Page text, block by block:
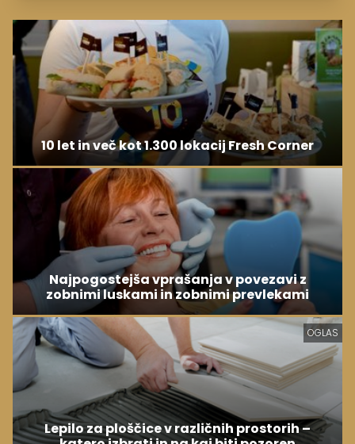
10 let in več kot 1.300 lokacij Fresh Corner
Najpogostejša vprašanja v povezavi z
zobnimi luskami in zobnimi prevlekami
OGLAS
Lepilo za ploščice v različnih prostorih –